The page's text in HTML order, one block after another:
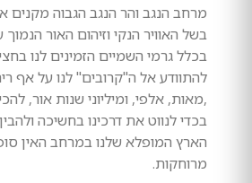
מרחב הנגב והר הנגב הגבוה
בשל האוויר הנקי וזיהום האור
בכלל גרמי השמיים הזמינים לנו
להתוודע אל ה"קרובים" לנו על אף
,מאות, אלפי, ומיליוני שנות אור,
בכדי לנווט את דרכינו בחשיכה
הארץ המופלא שלנו במרחב האין
מרוחקות.